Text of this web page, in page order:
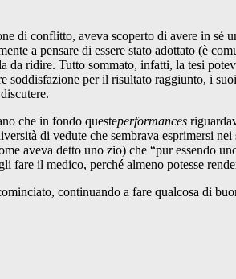
di conflitto, aveva scoperto di avere in sé
a pensare di essere stato adottato (è
ridire. Tutto sommato, infatti, la tesi
soddisfazione per il risultato raggiunto, i
che in fondo questeperformances
di vedute che sembrava esprimersi
aveva detto uno zio) che “pur essendo
fare il medico, perché almeno potesse
continuando a fare qualcosa di